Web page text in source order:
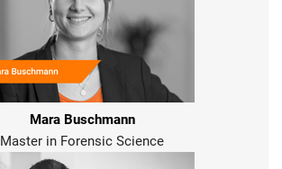
Mara Buschmann
Master in Forensic Science